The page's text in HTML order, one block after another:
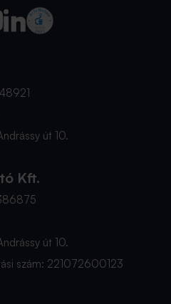
út 10.
Kft.
út 10.
szám: 221072600123